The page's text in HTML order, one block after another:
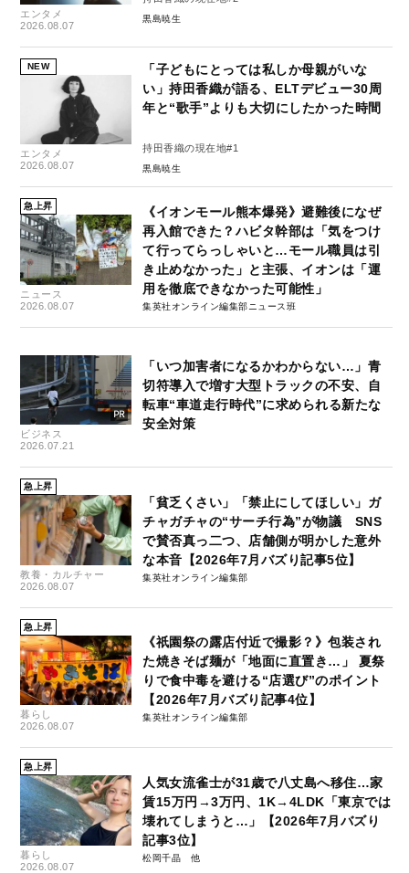
エンタメ
2026.08.07
黒島暁生
NEW
エンタメ
2026.08.07
「子どもにとっては私しか母親がいな
い」持田香織が語る、ELTデビュー30周
年と“歌手”よりも大切にしたかった時間
持田香織の現在地#1
黒島暁生
急上昇
ニュース
2026.08.07
《イオンモール熊本爆発》避難後になぜ
再入館できた？ハビタ幹部は「気をつけ
て行ってらっしゃいと…モール職員は引
き止めなかった」と主張、イオンは「運
用を徹底できなかった可能性」
集英社オンライン編集部ニュース班
ビジネス
2026.07.21
「いつ加害者になるかわからない…」青
切符導入で増す大型トラックの不安、自
転車“車道走行時代”に求められる新たな
安全対策
急上昇
教養・カルチャー
2026.08.07
「貧乏くさい」「禁止にしてほしい」ガ
チャガチャの“サーチ行為”が物議 SNS
で賛否真っ二つ、店舗側が明かした意外
な本音【2026年7月バズり記事5位】
集英社オンライン編集部
急上昇
暮らし
2026.08.07
《祇園祭の露店付近で撮影？》包装され
た焼きそば麺が「地面に直置き…」 夏祭
りで食中毒を避ける“店選び”のポイント
【2026年7月バズり記事4位】
集英社オンライン編集部
急上昇
暮らし
2026.08.07
人気女流雀士が31歳で八丈島へ移住…家
賃15万円→3万円、1K→4LDK「東京では
壊れてしまうと…」【2026年7月バズり
記事3位】
松岡千晶